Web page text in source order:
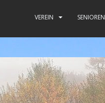
VEREIN SENIOREN